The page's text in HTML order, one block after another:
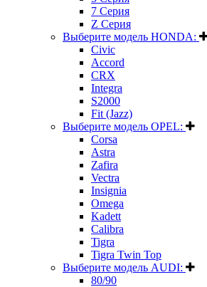
7 Серия
Z Серия
Выберите модель HONDA:
Civic
Accord
CRX
Integra
S2000
Fit (Jazz)
Выберите модель OPEL:
Corsa
Astra
Zafira
Vectra
Insignia
Omega
Kadett
Calibra
Tigra
Tigra Twin Top
Выберите модель AUDI:
80/90